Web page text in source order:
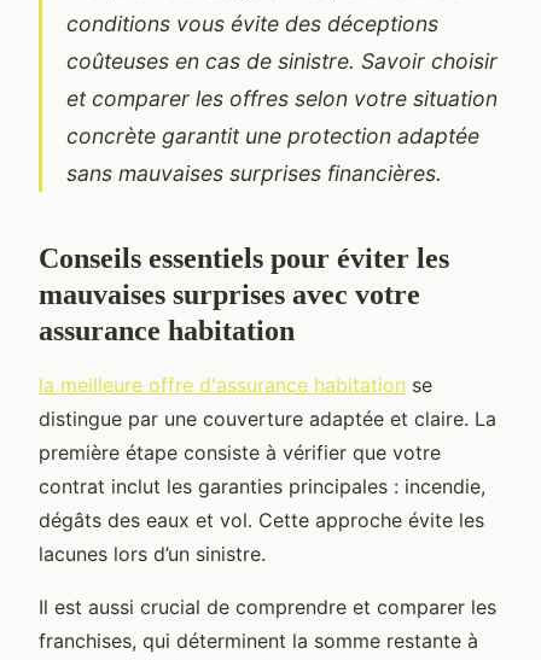
conditions vous évite des déceptions
coûteuses en cas de sinistre. Savoir choisir
et comparer les offres selon votre situation
concrète garantit une protection adaptée
sans mauvaises surprises financières.
Conseils essentiels pour éviter les
mauvaises surprises avec votre
assurance habitation
la meilleure offre d'assurance habitation se
distingue par une couverture adaptée et claire. La
première étape consiste à vérifier que votre
contrat inclut les garanties principales : incendie,
dégâts des eaux et vol. Cette approche évite les
lacunes lors d’un sinistre.
Il est aussi crucial de comprendre et comparer les
franchises, qui déterminent la somme restante à